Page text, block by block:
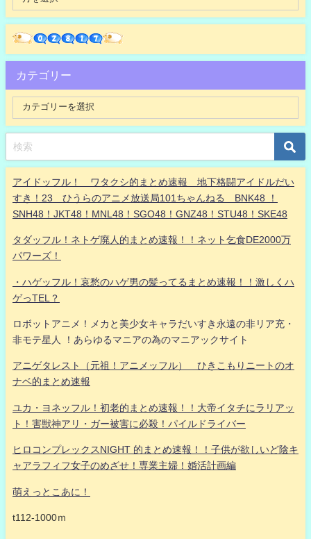
カテゴリー
アイドッフル！ ワタクシ的まとめ速報 地下格闘アイドルだい
すき！23 ひうらのアニメ放送局101ちゃんねる BNK48 ！
SNH48！JKT48！MNL48！SGO48！GNZ48！STU48！SKE48
タダッフル！ネトゲ廃人的まとめ速報！！ネット乞食DE2000万
パワーズ！
・ハゲッフル！哀愁のハゲ男の髪ってるまとめ速報！！激しくハ
ゲっTEL？
ロボットアニメ！メカと美少女キャラだいすき永遠の非リア充・
非モテ星人 ！あらゆるマニアの為のマニアックサイト
アニゲタレスト（元祖！アニメッフル） ひきこもりニートのオ
ナベ的まとめ速報
ユカ・ヨネッフル！初老的まとめ速報！！大帝イタチにラリアッ
ト！害獣神アリ・ガー被害に必殺！パイルドライバー
ヒロコンプレックスNIGHT 的まとめ速報！！子供が欲しいど陰キ
ャアラフィフ女子のめざせ！専業主婦！婚活計画編
萌えっとこあに！
t112-1000ｍ